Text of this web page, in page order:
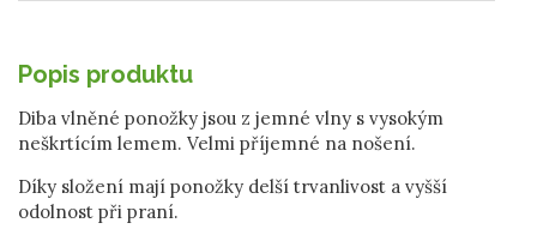
Popis produktu
Diba vlněné ponožky jsou z jemné vlny s vysokým
neškrtícím lemem. Velmi příjemné na nošení.
Díky složení mají ponožky delší trvanlivost a vyšší
odolnost při praní.